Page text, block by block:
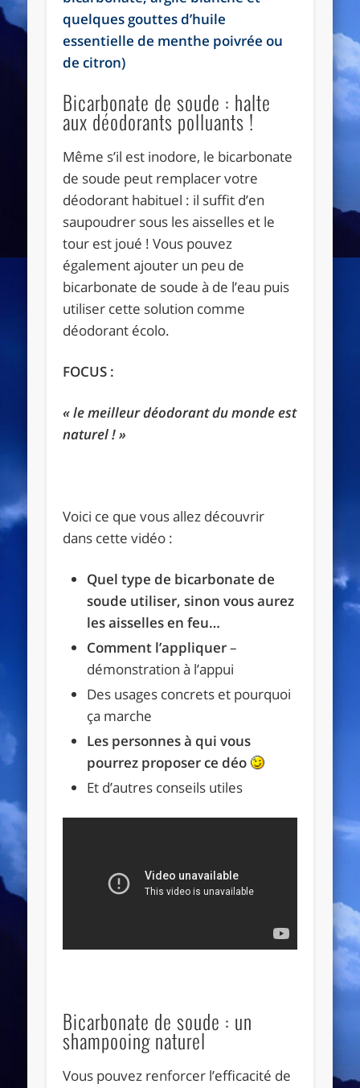
quelques gouttes d’huile
essentielle de menthe poivrée ou
de citron)
Bicarbonate de soude : halte
aux déodorants polluants !
Même s’il est inodore, le bicarbonate
de soude peut remplacer votre
déodorant habituel : il suffit d’en
saupoudrer sous les aisselles et le
tour est joué ! Vous pouvez
également ajouter un peu de
bicarbonate de soude à de l’eau puis
utiliser cette solution comme
déodorant écolo.
FOCUS :
« le meilleur déodorant du monde est
naturel ! »
Voici ce que vous allez découvrir
dans cette vidéo :
Quel type de bicarbonate de
soude utiliser, sinon vous aurez
les aisselles en feu…
Comment l’appliquer–
démonstration à l’appui
Des usages concrets et pourquoi
ça marche
Les personnes à qui vous
pourrez proposer ce déo
Et d’autres conseils utiles
Bicarbonate de soude : un
shampooing naturel
Vous pouvez renforcer l’efficacité de